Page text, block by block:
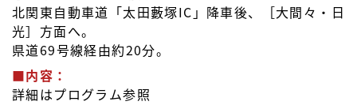
北関東自動車道「太田藪塚IC」降車後、［大間々・日
光］方面へ。
県道69号線経由約20分。
■内容：
詳細はプログラム参照